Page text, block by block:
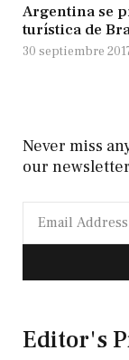
Argentina se
turística de
30 septiembre
Never miss
our
Editor's